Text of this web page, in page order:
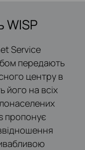
WISP
Service
передають
центру в
його на всіх
пропонує